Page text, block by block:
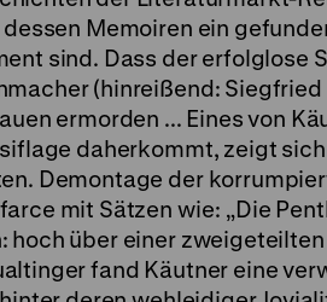
dessen Memoiren ein
sind. Dass der erfolglose
(hinreißend: Siegfried
ermorden ... Eines von
daherkommt, zeigt
Demontage der
mit Sätzen wie: „Die
hoch über einer
fand Käutner eine